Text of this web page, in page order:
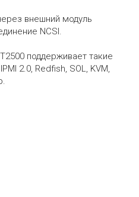
внешний модуль
NCSI.
поддерживает такие
2.0, Redfish, SOL, KVM,